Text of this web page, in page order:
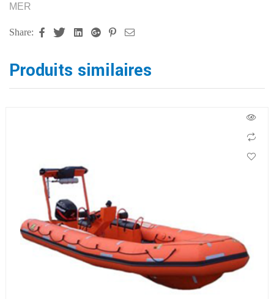
MER
Share: FacebookTwitterLinkedinGoogle+Pinterest
Produits similaires